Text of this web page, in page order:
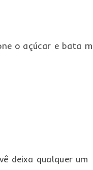
o açúcar e bata
deixa qualquer um